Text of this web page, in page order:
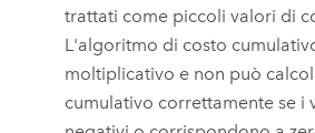
trattati come piccoli valori di
L'algoritmo di costo
moltiplicativo e non può
cumulativo correttamente se i